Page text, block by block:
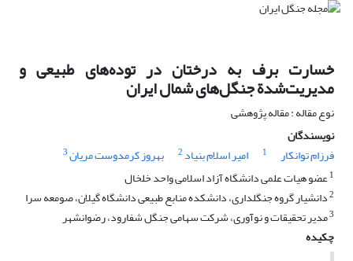
‌خسارت برف به درختان در توده‌های طبیعی و
مدیریت‌شدة جنگل‌های شمال ایران
نوع مقاله : مقاله پژوهشی
نویسندگان
فرزام توانکار
1 امیر اسلام بنیاد 2 بهروز کرمدوست مریان3
1عضو هیات علمی دانشگاه آزاد اسلامی واحد خلخال
2دانشیار گروه جنگلداری، دانشکده منابع طبیعی دانشگاه گیلان، صومعه سرا
3مدیر تحقیقات و نوآوری، شرکت سهامی جنگل شفارود، رضوانشهر
چکیده